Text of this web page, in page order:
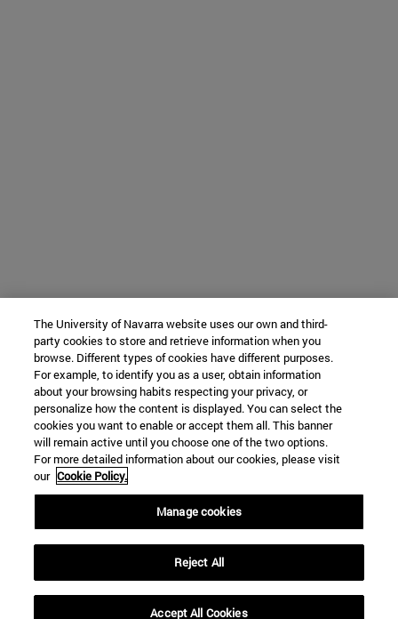
The University of Navarra website uses our own and third-
party cookies to store and retrieve information when you
browse. Different types of cookies have different purposes.
For example, to identify you as a user, obtain information
about your browsing habits respecting your privacy, or
personalize how the content is displayed. You can select the
cookies you want to enable or accept them all. This banner
will remain active until you choose one of the two options.
For more detailed information about our cookies, please visit
our Cookie Policy.
Manage cookies
Reject All
Accept All Cookies